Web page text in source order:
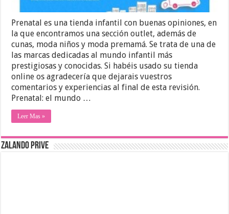
Prenatal es una tienda infantil con buenas opiniones, en
la que encontramos una sección outlet, además de
cunas, moda niños y moda premamá. Se trata de una de
las marcas dedicadas al mundo infantil más
prestigiosas y conocidas. Si habéis usado su tienda
online os agradecería que dejarais vuestros
comentarios y experiencias al final de esta revisión.
Prenatal: el mundo …
Leer Mas »
ZALANDO PRIVE